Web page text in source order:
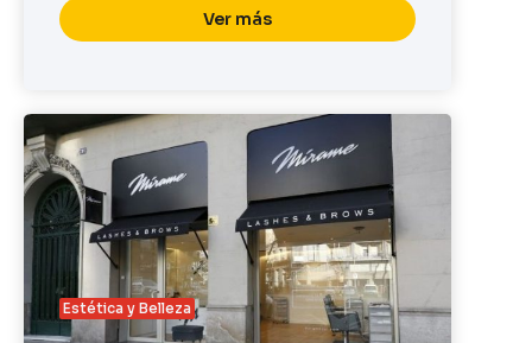
Ver más
Estética y Belleza